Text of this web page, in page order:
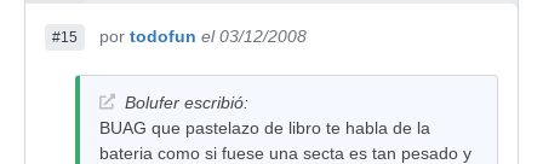
#15 por todofun el 03/12/2008
Bolufer escribió:
BUAG que pastelazo de libro te habla de la
bateria como si fuese una secta es tan pesado y